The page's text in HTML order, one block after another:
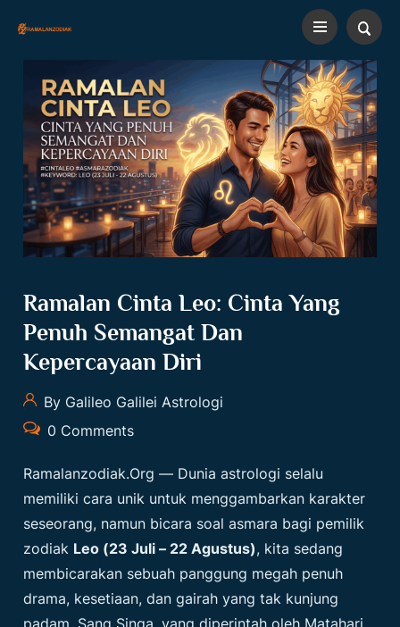
Ramalan Cinta Leo: Cinta Yang
Penuh Semangat Dan
Kepercayaan Diri
By Galileo Galilei Astrologi
0 Comments
Ramalanzodiak.org — Dunia astrologi selalu
memiliki cara unik untuk menggambarkan karakter
seseorang, namun bicara soal asmara bagi pemilik
zodiak Leo (23 Juli – 22 Agustus), kita sedang
membicarakan sebuah panggung megah penuh
drama, kesetiaan, dan gairah yang tak kunjung
padam. Sang Singa, yang diperintah oleh Matahari,